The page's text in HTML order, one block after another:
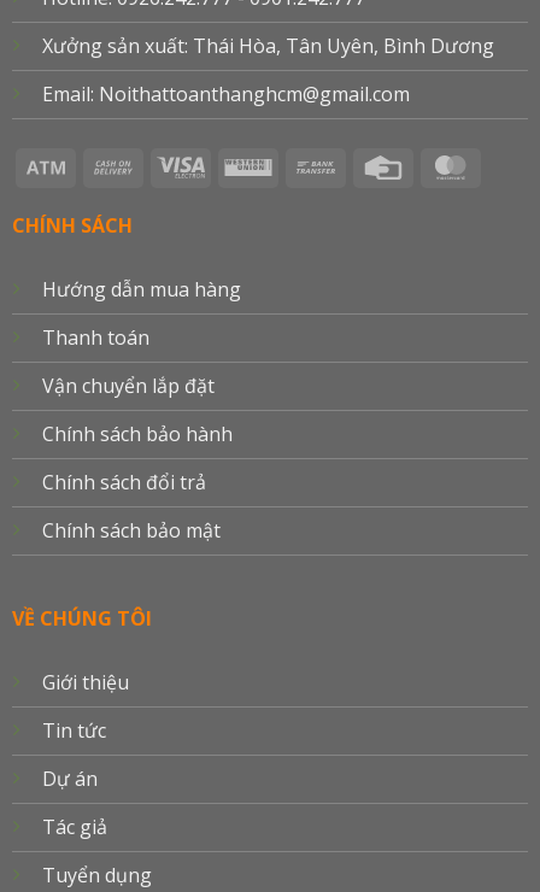
Xưởng sản xuất: Thái Hòa, Tân Uyên, Bình Dương
Email: Noithattoanthanghcm@gmail.com
Atm
Cash
Visa
Western
Bank
Credit
CHÍNH SÁCH
Hướng dẫn mua hàng
Thanh toán
Vận chuyển lắp đặt
Chính sách bảo hành
Chính sách đổi trả
Chính sách bảo mật
VỀ CHÚNG TÔI
Giới thiệu
Tin tức
Dự án
Tác giả
Tuyển dụng